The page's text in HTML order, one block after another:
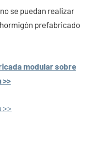
se puedan realizar
prefabricado
modular sobre
>>